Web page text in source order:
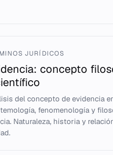
JURÍDICOS
concepto
del concepto de evidencia
fenomenología y
Naturaleza, historia y